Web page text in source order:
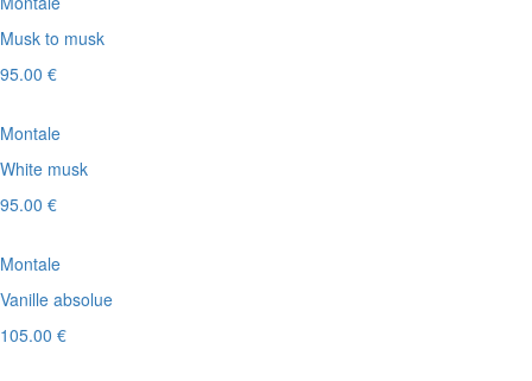
Musk to musk
95.00 €
Montale
White musk
95.00 €
Montale
Vanille absolue
105.00 €